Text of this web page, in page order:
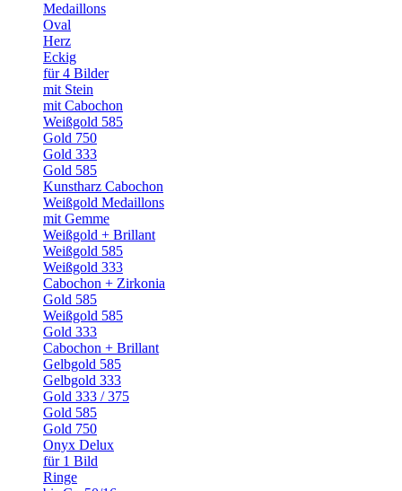
Medaillons
Oval
Herz
Eckig
für 4 Bilder
mit Stein
mit Cabochon
Weißgold 585
Gold 750
Gold 333
Gold 585
Kunstharz Cabochon
Weißgold Medaillons
mit Gemme
Weißgold + Brillant
Weißgold 585
Weißgold 333
Cabochon + Zirkonia
Gold 585
Weißgold 585
Gold 333
Cabochon + Brillant
Gelbgold 585
Gelbgold 333
Gold 333 / 375
Gold 585
Gold 750
Onyx Delux
für 1 Bild
Ringe